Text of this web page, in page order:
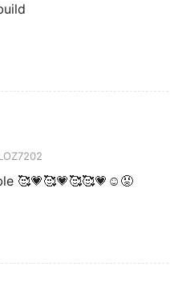
🥰💗🥰💗🥰🥰💗☺️😡